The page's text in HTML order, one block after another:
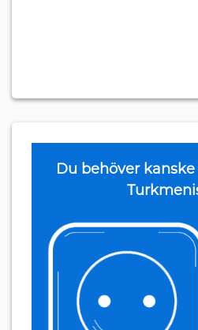
Du behöver kanske